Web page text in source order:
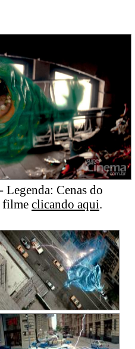
Cenas do
filme clicando aqui.